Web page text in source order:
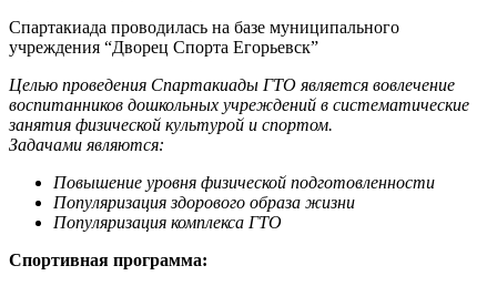
Спартакиада проводилась на базе муниципального
учреждения “Дворец Спорта Егорьевск”
Целью проведения Спартакиады ГТО является вовлечение
воспитанников дошкольных учреждений в систематические
занятия физической культурой и спортом.
Задачами являются:
Повышение уровня физической подготовленности
Популяризация здорового образа жизни
Популяризация комплекса ГТО
Спортивная программа: